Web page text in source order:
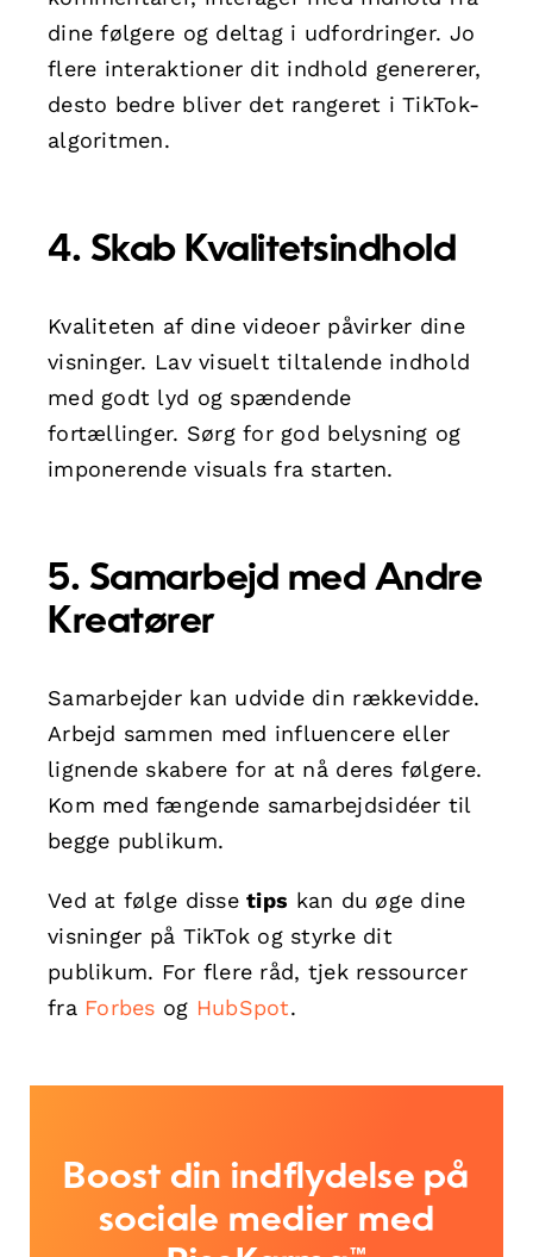
dine følgere og deltag i udfordringer. Jo
flere interaktioner dit indhold genererer,
desto bedre bliver det rangeret i TikTok-
algoritmen.
4. Skab Kvalitetsindhold
Kvaliteten af dine videoer påvirker dine
visninger. Lav visuelt tiltalende indhold
med godt lyd og spændende
fortællinger. Sørg for god belysning og
imponerende visuals fra starten.
5. Samarbejd med Andre
Kreatører
Samarbejder kan udvide din rækkevidde.
Arbejd sammen med influencere eller
lignende skabere for at nå deres følgere.
Kom med fængende samarbejdsidéer til
begge publikum.
Ved at følge dissetips kan du øge dine
visninger på TikTok og styrke dit
publikum. For flere råd, tjek ressourcer
fra Forbes og HubSpot.
Boost din indflydelse på
sociale medier med